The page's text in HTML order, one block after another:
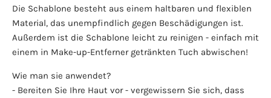
Die Schablone besteht aus einem haltbaren und flexiblen
Material, das unempfindlich gegen Beschädigungen ist.
Außerdem ist die Schablone leicht zu reinigen - einfach mit
einem in Make-up-Entferner getränkten Tuch abwischen!
Wie man sie anwendet?
- Bereiten Sie Ihre Haut vor - vergewissern Sie sich, dass